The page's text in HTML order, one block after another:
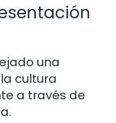
una
cultura
a través de